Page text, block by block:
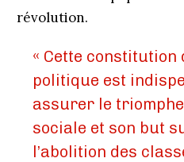
révolution.
« Cette constitution
politique est
assurer le
sociale et son but
l’abolition des